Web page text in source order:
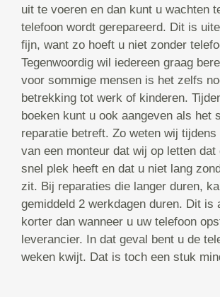
uit te voeren en dan kunt u wachten
telefoon wordt gerepareerd. Dit is
fijn, want zo hoeft u niet zonder
Tegenwoordig wil iedereen graag
voor sommige mensen is het zelfs
betrekking tot werk of kinderen.
boeken kunt u ook aangeven als het
reparatie betreft. Zo weten wij
van een monteur dat wij op letten dat
snel plek heeft en dat u niet lang
zit. Bij reparaties die langer duren,
gemiddeld 2 werkdagen duren. Dit is
korter dan wanneer u uw telefoon
leverancier. In dat geval bent u de
weken kwijt. Dat is toch een stuk